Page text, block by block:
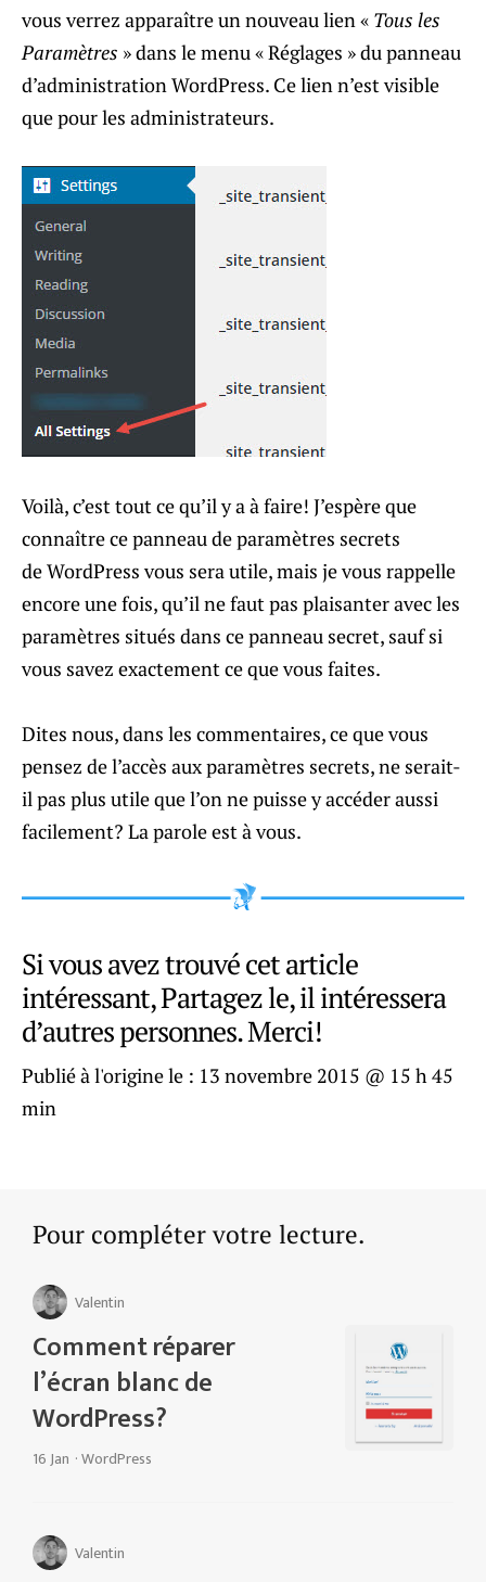
vous verrez apparaître un nouveau lien « Tous les
Paramètres » dans le menu « Réglages » du panneau
d’administration WordPress. Ce lien n’est visible
que pour les administrateurs.
Voilà, c’est tout ce qu’il y a à faire! J’espère que
connaître ce panneau de paramètres secrets
de WordPress vous sera utile, mais je vous rappelle
encore une fois, qu’il ne faut pas plaisanter avec les
paramètres situés dans ce panneau secret, sauf si
vous savez exactement ce que vous faites.
Dites nous, dans les commentaires, ce que vous
pensez de l’accès aux paramètres secrets, ne serait-
il pas plus utile que l’on ne puisse y accéder aussi
facilement? La parole est à vous.
Si vous avez trouvé cet article
intéressant, Partagez le, il intéressera
d’autres personnes. Merci!
Publié à l'origine le : 13 novembre 2015 @ 15 h 45
min
Pour compléter votre lecture.
Valentin
Comment réparer
l’écran blanc de
WordPress?
16 Jan ·WordPress
Valentin